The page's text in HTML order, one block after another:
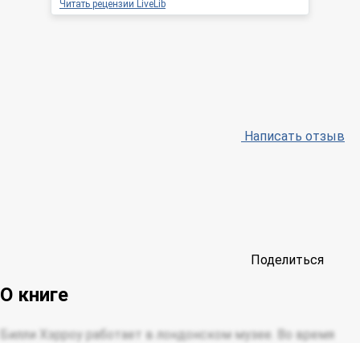
Читать рецензии LiveLib
Написать отзыв
Поделиться
О книге
Билли Хэрроу работает в лондонском музее. Во время